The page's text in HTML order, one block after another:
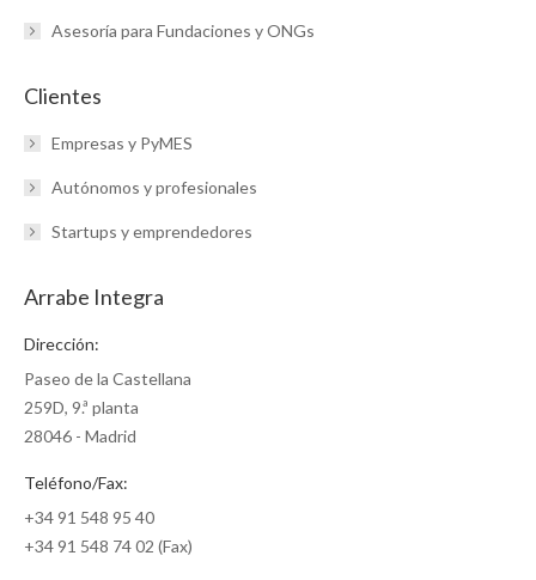
Asesoría para Fundaciones y ONGs
Clientes
Empresas y PyMES
Autónomos y profesionales
Startups y emprendedores
Arrabe Integra
Dirección:
Paseo de la Castellana
259D, 9.ª planta
28046 - Madrid
Teléfono/Fax:
+34 91 548 95 40
+34 91 548 74 02 (Fax)